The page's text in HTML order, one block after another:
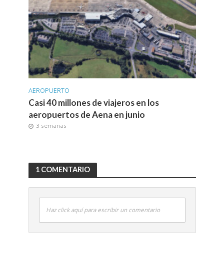
AEROPUERTO
Casi 40 millones de viajeros en los
aeropuertos de Aena en junio
3 semanas
1 COMENTARIO
Haz click aquí para escribir un comentario